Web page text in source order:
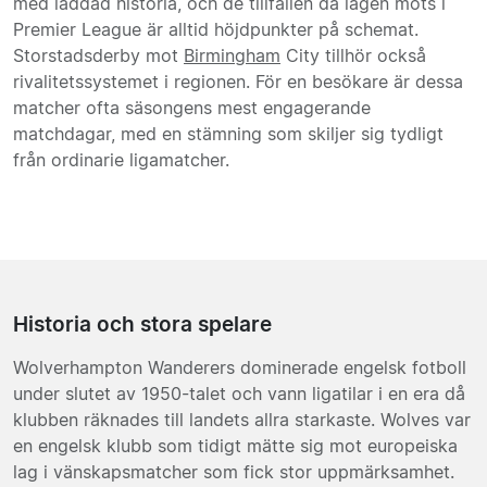
Premier League är alltid höjdpunkter på schemat.
Storstadsderby mot Birmingham City tillhör också
rivalitetssystemet i regionen. För en besökare är dessa
matcher ofta säsongens mest engagerande
matchdagar, med en stämning som skiljer sig tydligt
från ordinarie ligamatcher.
Historia och stora spelare
Wolverhampton Wanderers dominerade engelsk fotboll
under slutet av 1950-talet och vann ligatilar i en era då
klubben räknades till landets allra starkaste. Wolves var
en engelsk klubb som tidigt mätte sig mot europeiska
lag i vänskapsmatcher som fick stor uppmärksamhet.